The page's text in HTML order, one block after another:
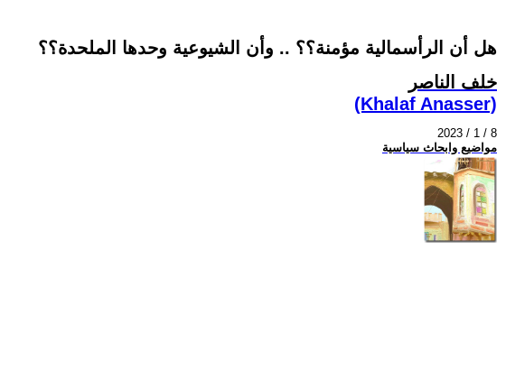
هل أن الرأسمالية مؤمنة؟؟ .. وأن الشيوعية وحدها الملحدة؟؟
خلف الناصر
(Khalaf Anasser)
2023 / 1 / 8
مواضيع وابحاث سياسية